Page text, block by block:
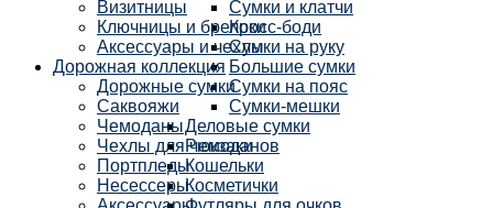
Сумки и клатчи
Кросс-боди
Сумки на руку
Большие сумки
Сумки на пояс
Сумки-мешки
Деловые сумки
Рюкзаки
Кошельки
Косметички
Визитницы
Ключницы и брелоки
Аксессуары и чехлы
Дорожная коллекция
Дорожные сумки
Саквояжи
Чемоданы
Чехлы для чемоданов
Портпледы
Несессеры